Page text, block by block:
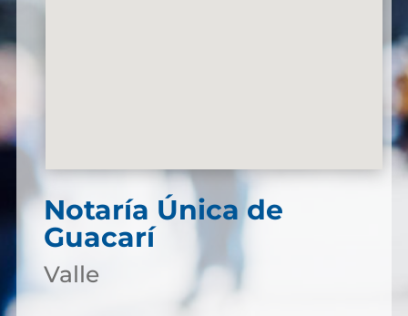
Notaría Única de
Guacarí
Valle